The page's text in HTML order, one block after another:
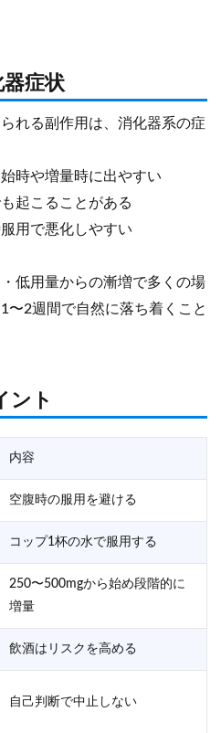
器症状
れる副作用は、消化器系の症
時や増量時に出やすい
起こることがある
用で悪化しやすい
低用量からの漸増で多くの場
〜2週間で自然に落ち着くこと
ント
内容
空腹時の服用を避ける
コップ1杯の水で服用する
250〜500mgから始め段階的に
増量
飲酒はリスクを高める
自己判断で中止しない